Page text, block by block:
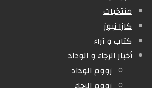
منتخبات
كازا نيوز
كتاب و آراء
أخبار الرجاء و الوداد
زووم الوداد